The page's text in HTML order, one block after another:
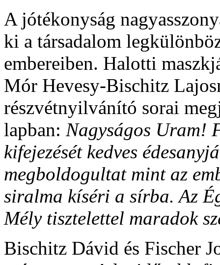
A jótékonyság
ki a társadalom
embereiben. Halotti
Mór Hevesy-Bischitz
részvétnyilvánító sorai
lapban: Nagyságos Uram!
kifejezését kedves
megboldogultat mint az
siralma kíséri a sírba. Az
Mély tisztelettel maradok
Bischitz Dávid és Fischer